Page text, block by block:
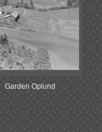
Garden Oplund